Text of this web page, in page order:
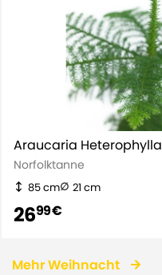
Araucaria Heterophylla
Norfolktanne
85 cm 21 cm
2699 €
Mehr Weihnacht